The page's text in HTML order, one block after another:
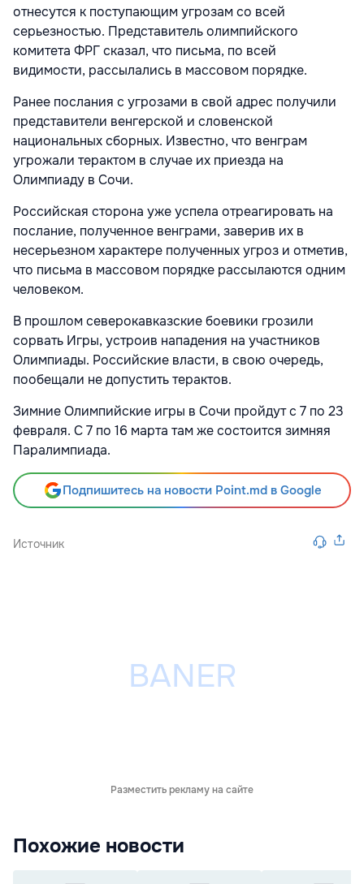
отнесутся к поступающим угрозам со всей
серьезностью. Представитель олимпийского
комитета ФРГ сказал, что письма, по всей
видимости, рассылались в массовом порядке.
Ранее послания с угрозами в свой адрес получили
представители венгерской и словенской
национальных сборных. Известно, что венграм
угрожали терактом в случае их приезда на
Олимпиаду в Сочи.
Российская сторона уже успела отреагировать на
послание, полученное венграми, заверив их в
несерьезном характере полученных угроз и отметив,
что письма в массовом порядке рассылаются одним
человеком.
В прошлом северокавказские боевики грозили
сорвать Игры, устроив нападения на участников
Олимпиады. Российские власти, в свою очередь,
пообещали не допустить терактов.
Зимние Олимпийские игры в Сочи пройдут с 7 по 23
февраля. С 7 по 16 марта там же состоится зимняя
Паралимпиада.
Подпишитесь на новости Point.md в Google
Источник
Разместить рекламу на сайте
Похожие новости